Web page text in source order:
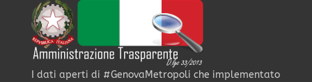
I dati aperti di #GenovaMetropoli che implementato